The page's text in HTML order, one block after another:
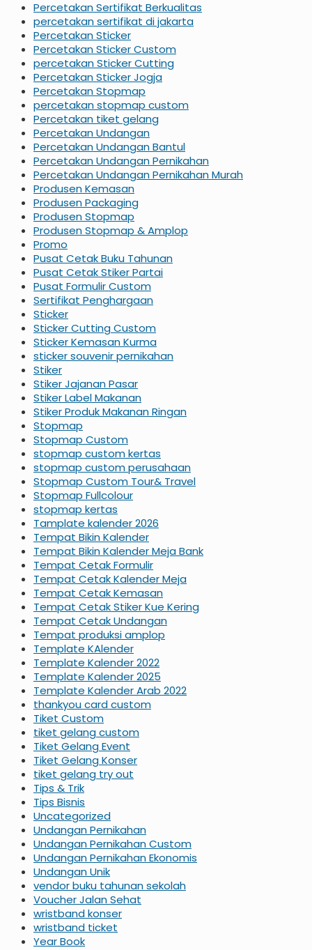
Percetakan Sertifikat Berkualitas
percetakan sertifikat di jakarta
Percetakan Sticker
Percetakan Sticker Custom
percetakan Sticker Cutting
Percetakan Sticker Jogja
Percetakan Stopmap
percetakan stopmap custom
Percetakan tiket gelang
Percetakan Undangan
Percetakan Undangan Bantul
Percetakan Undangan Pernikahan
Percetakan Undangan Pernikahan Murah
Produsen Kemasan
Produsen Packaging
Produsen Stopmap
Produsen Stopmap & Amplop
Promo
Pusat Cetak Buku Tahunan
Pusat Cetak Stiker Partai
Pusat Formulir Custom
Sertifikat Penghargaan
Sticker
Sticker Cutting Custom
Sticker Kemasan Kurma
sticker souvenir pernikahan
Stiker
Stiker Jajanan Pasar
Stiker Label Makanan
Stiker Produk Makanan Ringan
Stopmap
Stopmap Custom
stopmap custom kertas
stopmap custom perusahaan
Stopmap Custom Tour& Travel
Stopmap Fullcolour
stopmap kertas
Tamplate kalender 2026
Tempat Bikin Kalender
Tempat Bikin Kalender Meja Bank
Tempat Cetak Formulir
Tempat Cetak Kalender Meja
Tempat Cetak Kemasan
Tempat Cetak Stiker Kue Kering
Tempat Cetak Undangan
Tempat produksi amplop
Template KAlender
Template Kalender 2022
Template Kalender 2025
Template Kalender Arab 2022
thankyou card custom
Tiket Custom
tiket gelang custom
Tiket Gelang Event
Tiket Gelang Konser
tiket gelang try out
Tips & Trik
Tips Bisnis
Uncategorized
Undangan Pernikahan
Undangan Pernikahan Custom
Undangan Pernikahan Ekonomis
Undangan Unik
vendor buku tahunan sekolah
Voucher Jalan Sehat
wristband konser
wristband ticket
Year Book